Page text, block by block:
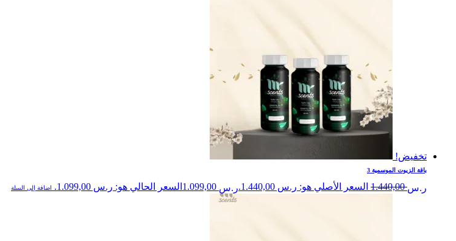
تخفيض!
باقة الزيوت الموسمية 3
ر.س1.440,00 السعر الأصلي هو: ر.س 1.440,00. ر.س السعر الحالي هو: ر.س 1.099,00. اضافة إلى السلة